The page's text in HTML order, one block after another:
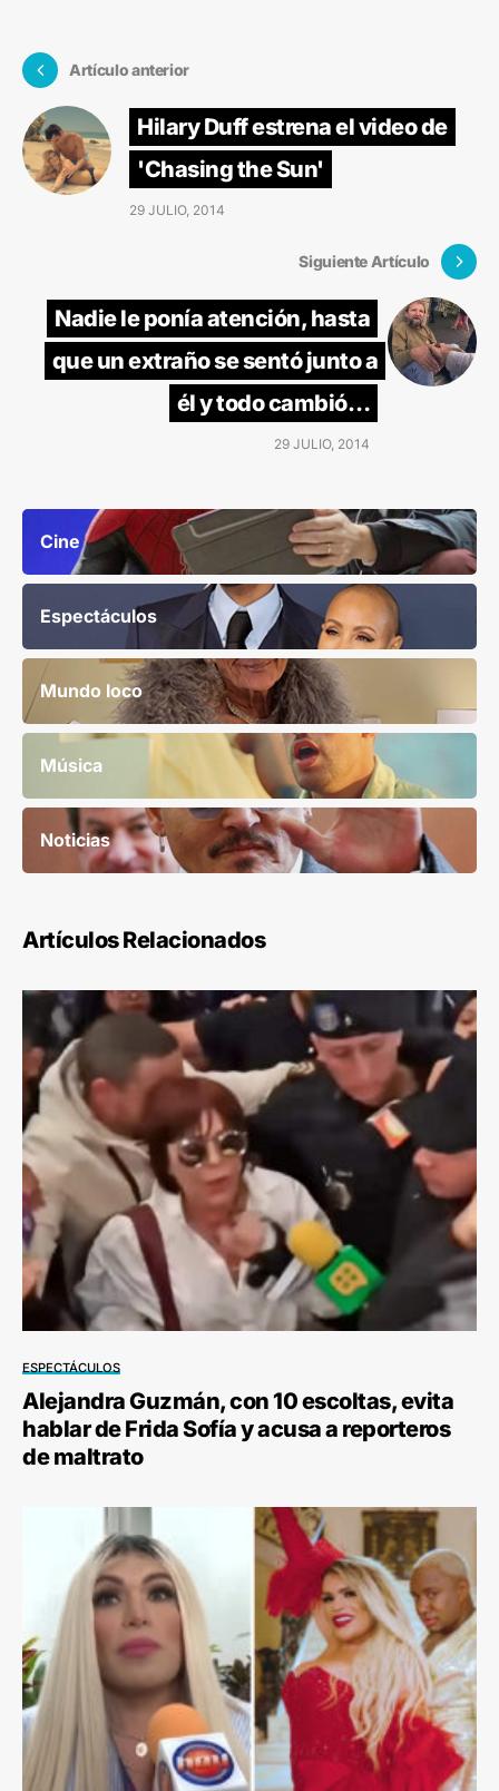
Artículo anterior
Hilary Duff estrena el video de
'Chasing the Sun'
29 JULIO, 2014
Siguiente Artículo
Nadie le ponía atención, hasta
que un extraño se sentó junto a
él y todo cambió…
29 JULIO, 2014
Cine
Espectáculos
Mundo loco
Música
Noticias
Artículos Relacionados
ESPECTÁCULOS
Alejandra Guzmán, con 10 escoltas, evita
hablar de Frida Sofía y acusa a reporteros
de maltrato